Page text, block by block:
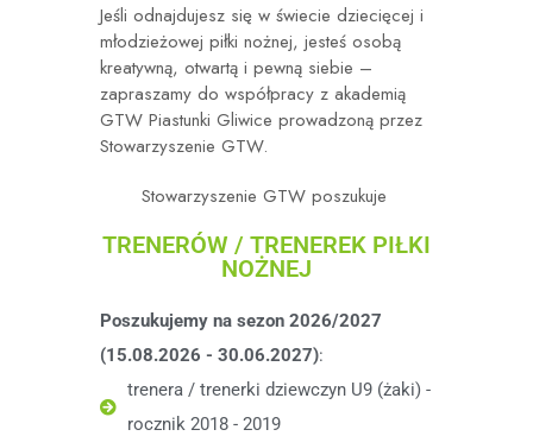
Jeśli odnajdujesz się w świecie dziecięcej i
młodzieżowej piłki nożnej, jesteś osobą
kreatywną, otwartą i pewną siebie –
zapraszamy do współpracy z akademią
GTW Piastunki Gliwice prowadzoną przez
Stowarzyszenie GTW.
Stowarzyszenie GTW poszukuje
TRENERÓW / TRENEREK PIŁKI
NOŻNEJ
Poszukujemy na sezon 2026/2027
(15.08.2026 - 30.06.2027):
trenera / trenerki dziewczyn U9 (żaki) -
rocznik 2018 - 2019